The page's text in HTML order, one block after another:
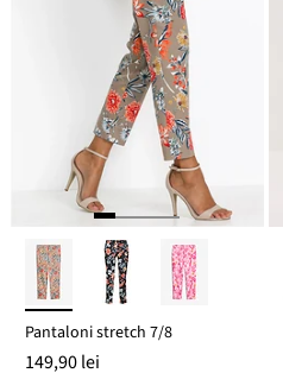
Pantaloni stretch 7/8
149,90 lei